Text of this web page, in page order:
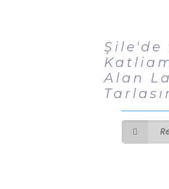
Şile'de
Alan